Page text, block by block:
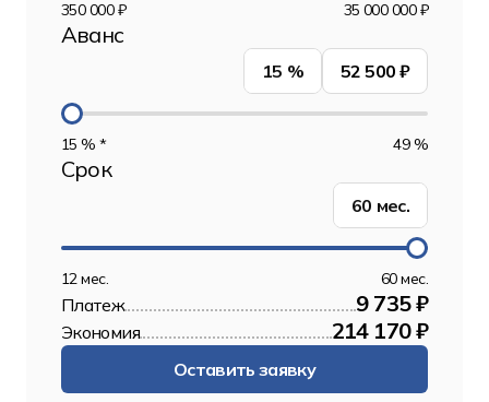
350 000 ₽ 35 000 000 ₽
Аванс
15 % 52 500 ₽
15 % * 49 %
Срок
60 мес.
12 мес. 60 мес.
Платеж 9 735 ₽
Экономия 214 170 ₽
Оставить заявку